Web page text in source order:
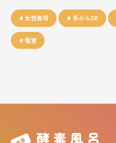
女性専用 手ぶらOK
個室